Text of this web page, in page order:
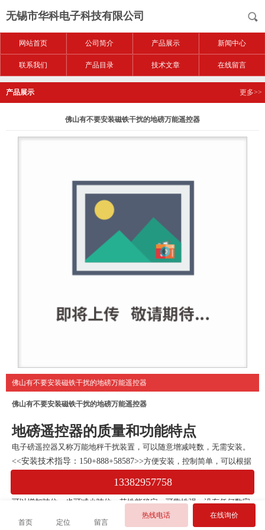
无锡市华科电子科技有限公司
网站首页 公司简介 产品展示 新闻中心
联系我们 产品目录 技术文章 在线留言
产品展示 更多>>
佛山有不要安装磁铁干扰的地磅万能遥控器
佛山有不要安装磁铁干扰的地磅万能遥控器
佛山有不要安装磁铁干扰的地磅万能遥控器
地磅遥控器的质量和功能特点
电子磅遥控器又称万能地秤干扰装置 ，可以随意增减吨数，无需安装。
<<安装技术指导：150+888+58587>>方便安装，控制简单，可以根据
可以增加吨位，也可减少吨位。其性能稳定，可靠性强，没有任何数字
漂移，使用寿命长。这也是很多人选择电子磅遥控器的原因所在，下面
13382957758
首页 定位 留言
热线电话 在线询价